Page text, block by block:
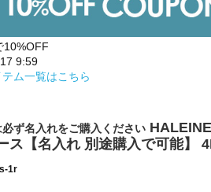
10%OFF
9:59
ム一覧はこちら
ず名入れをご購入ください
ス【名入れ 別途購入で可能】
1r